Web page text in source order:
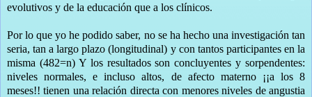
evolutivos y de la educación que a los clínicos.
Por lo que yo he podido saber, no se ha hecho una investigación tan
seria, tan a largo plazo (longitudinal) y con tantos participantes en la
misma (482=n) Y los resultados son concluyentes y sorpendentes:
niveles normales, e incluso altos, de afecto materno ¡¡a los 8
meses!! tienen una relación directa con menores niveles de angustia